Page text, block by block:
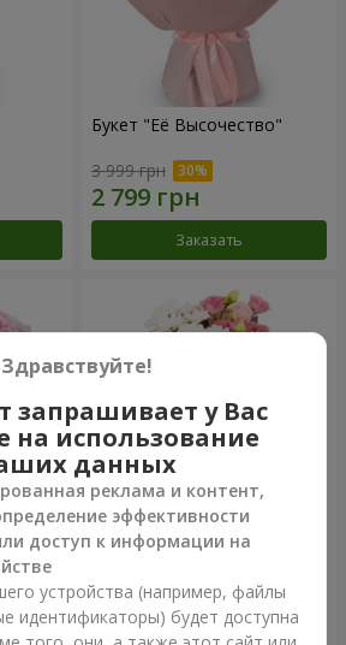
Букет "Её Высочество"
3 999 грн
Заказать
Букет "Юмоки"
1 175 грн
Здравствуйте!
запрашивает у Вас
на использование
данных
реклама и контент,
эффективности
доступ к информации на
устройства (например, файлы
идентификаторы) будет доступна